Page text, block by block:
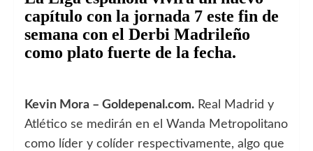
capítulo con la jornada 7 este fin de
semana con el Derbi Madrileño
como plato fuerte de la fecha.
Kevin Mora – Goldepenal.com. Real Madrid y
Atlético se medirán en el Wanda Metropolitano
como líder y colíder respectivamente, algo que